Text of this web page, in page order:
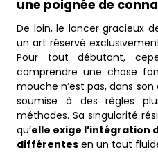
une poignée de
De loin, le lancer gracieux
un art réservé
Pour tout débutant,
comprendre une chose
mouche n’est pas, dans
soumise à des règles
méthodes. Sa singularité
qu’elle exige l’intégration
différentes en un tout